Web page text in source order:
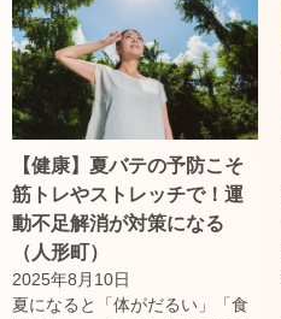
【健康】夏バテの予防こそ
筋トレやストレッチで！運
動不足解消が対策になる
（人形町）
2025年8月10日
夏になると「体がだるい」「食